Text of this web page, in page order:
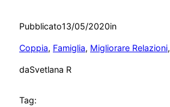
Pubblicato13/05/2020in
Coppia, Famiglia, Migliorare Relazioni,
daSvetlana R
Tag: